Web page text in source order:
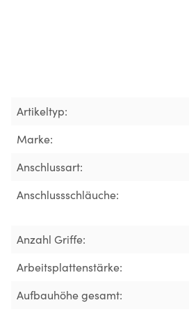
Artikeltyp:
Marke:
Anschlussart:
Anschlussschläuche:
Anzahl Griffe:
Arbeitsplattenstärke:
Aufbauhöhe gesamt: